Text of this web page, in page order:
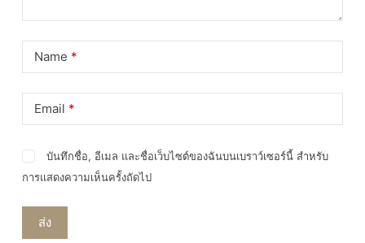
Name *
Email *
บันทึกชื่อ, อีเมล และชื่อเว็บไซต์ของฉันบนเบราว์เซอร์นี้ สำหรับ
การแสดงความเห็นครั้งถัดไป
ส่ง